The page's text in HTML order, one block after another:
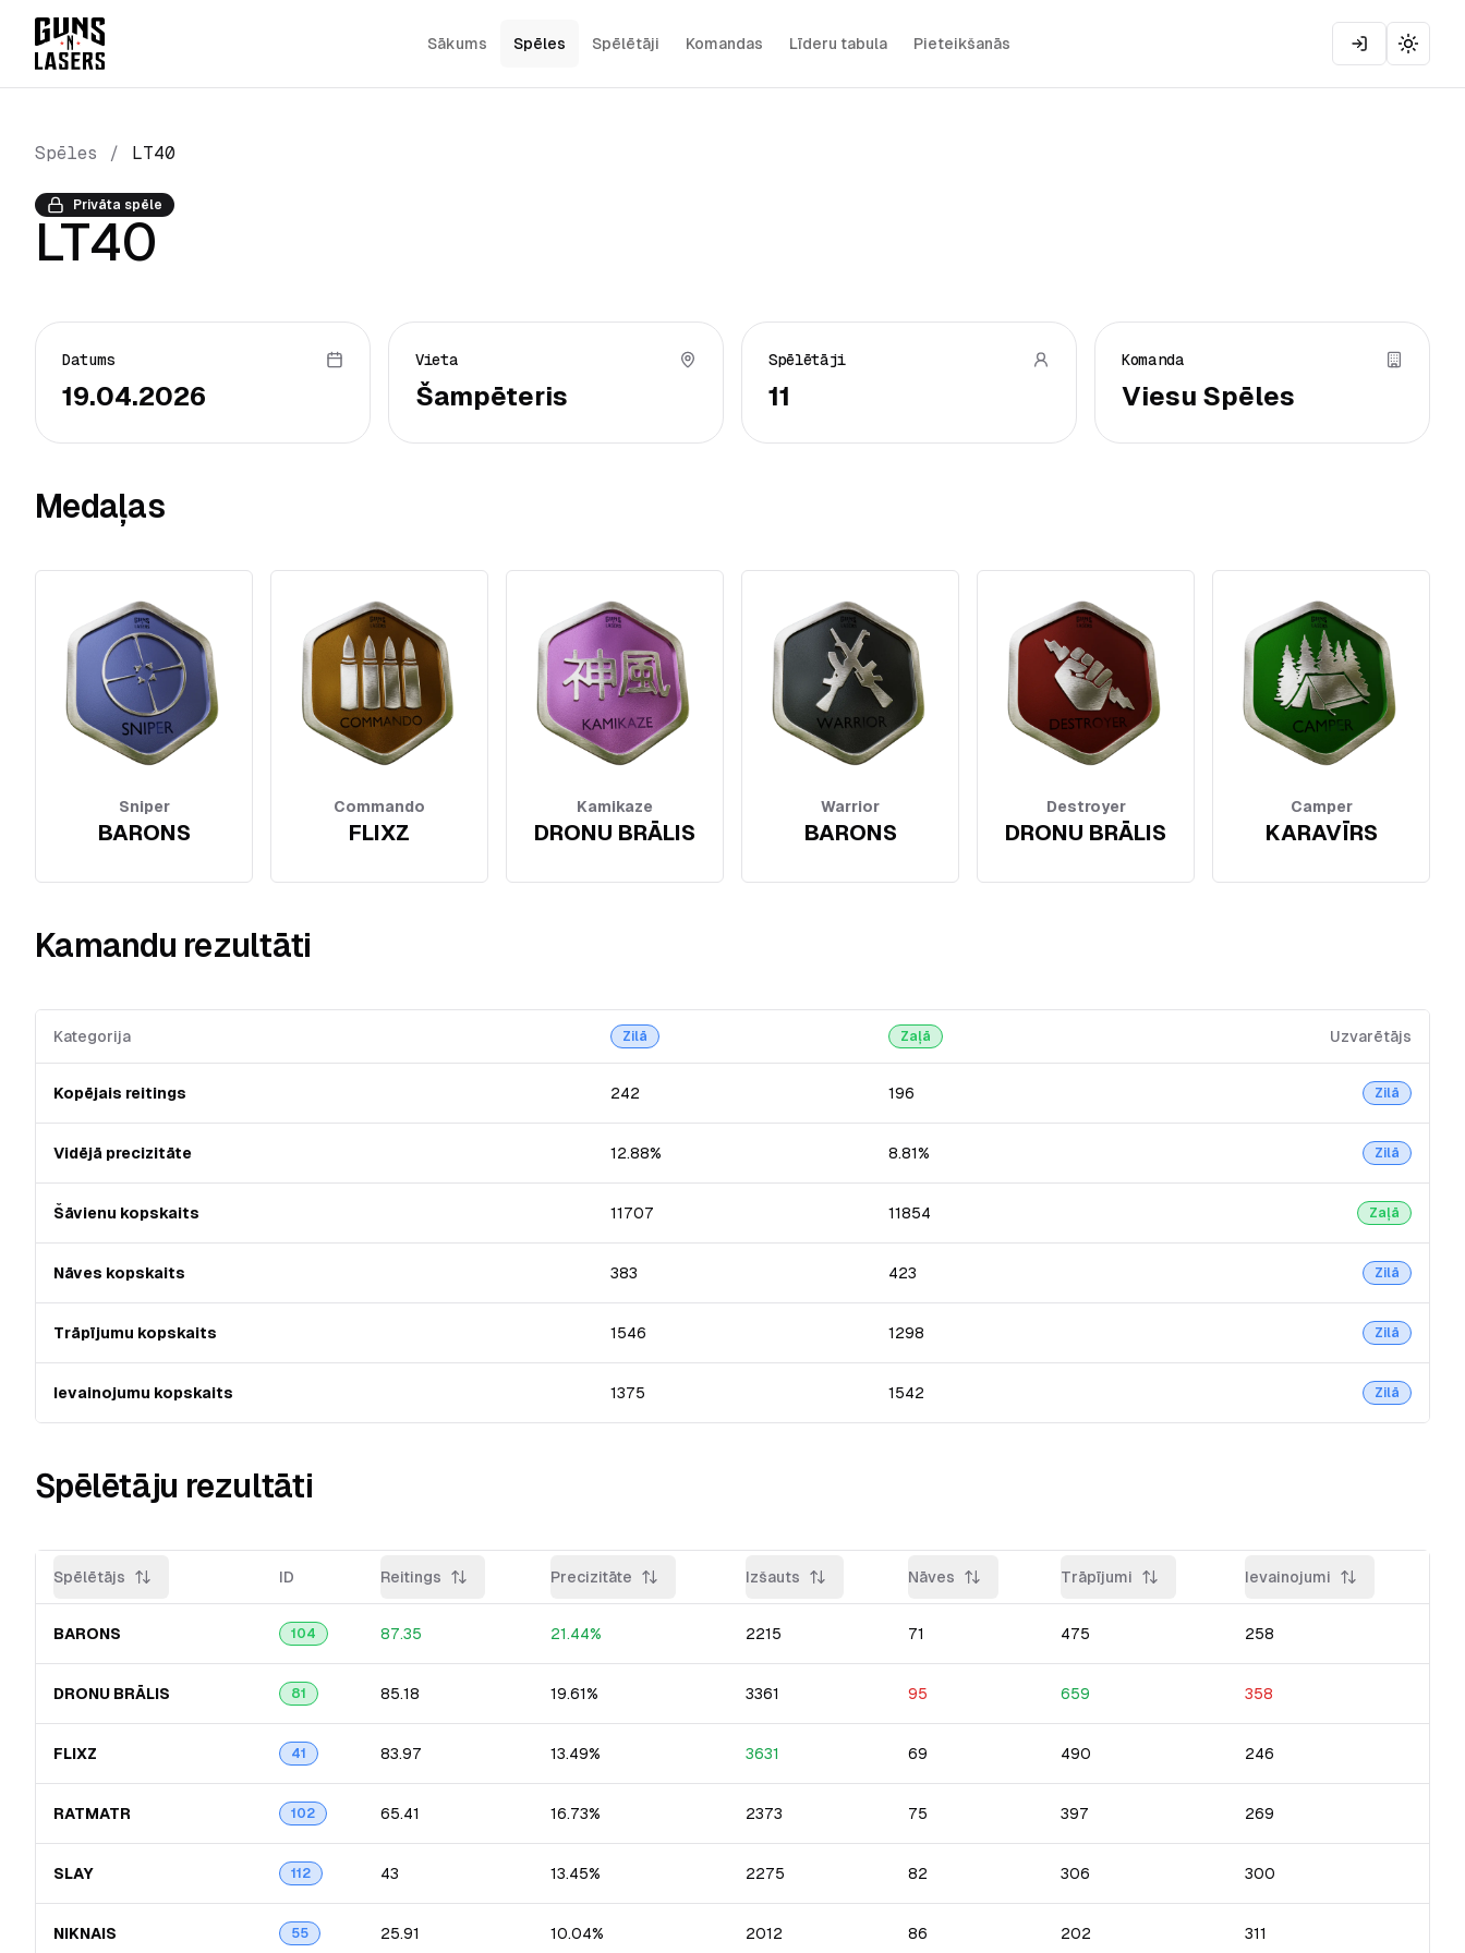
Sākums Spēles Spēlētāji Komandas Līderu tabula Pieteikšanās
Toggle
Spēles / LT40
Privāta spēle
LT40
Datums
19.04.2026
Vieta
Šampēteris
Spēlētāji
11
Komanda
Viesu Spēles
Medaļas
Sniper
BARONS
Commando
FLIXZ
Kamikaze
DRONU BRĀLIS
Warrior
BARONS
Destroyer
DRONU BRĀLIS
Camper
KARAVĪRS
Kamandu rezultāti
Kategorija Zilā Zaļā Uzvarētājs
Kopējais reitings 242 196 Zilā
Vidējā precizitāte 12.88% 8.81% Zilā
Šāvienu kopskaits 11707 11854 Zaļā
Nāves kopskaits 383 423 Zilā
Trāpījumu kopskaits 1546 1298 Zilā
Ievainojumu kopskaits 1375 1542 Zilā
Spēlētāju rezultāti
Spēlētājs ID Reitings Precizitāte Izšauts Nāves Trāpījumi Ievainojumi
BARONS 104 87.35 21.44% 2215 71 475 258
DRONU BRĀLIS 81 85.18 19.61% 3361 95 659 358
FLIXZ 41 83.97 13.49% 3631 69 490 246
RATMATR 102 65.41 16.73% 2373 75 397 269
SLAY 112 43 13.45% 2275 82 306 300
NIKNAIS 55 25.91 10.04% 2012 86 202 311